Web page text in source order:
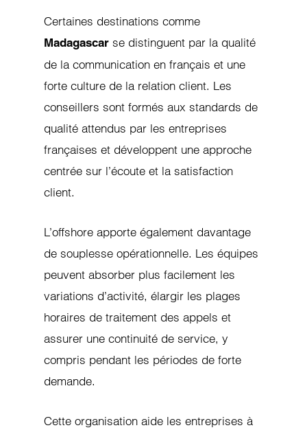
Certaines destinations comme
Madagascar se distinguent par la qualité
de la communication en français et une
forte culture de la relation client. Les
conseillers sont formés aux standards de
qualité attendus par les entreprises
françaises et développent une approche
centrée sur l’écoute et la satisfaction
client.
L’offshore apporte également davantage
de souplesse opérationnelle. Les équipes
peuvent absorber plus facilement les
variations d’activité, élargir les plages
horaires de traitement des appels et
assurer une continuité de service, y
compris pendant les périodes de forte
demande.
Cette organisation aide les entreprises à